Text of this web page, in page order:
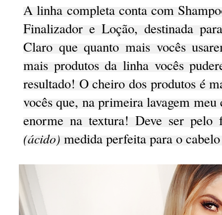
A linha completa conta com
Finalizador e Loção, destinada
Claro que quanto mais vocês
mais produtos da linha vocês
resultado! O cheiro dos produtos é
vocês que, na primeira lavagem
enorme na textura! Deve ser
(ácido) medida perfeita para o